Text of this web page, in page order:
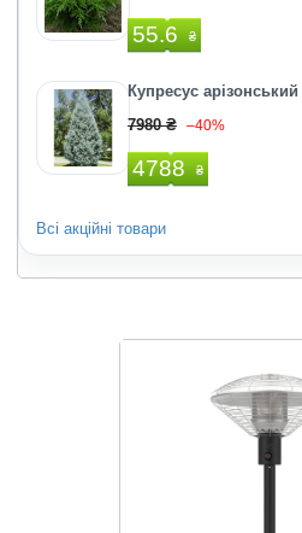
55.6 ₴
Купресус арізонський
7980 ₴ –40%
4788 ₴
Всі акційні товари